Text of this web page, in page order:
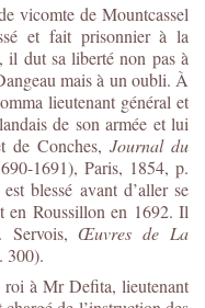
vicomte de Mountcassel
et fait prisonnier à la
dut sa liberté non pas à
mais à un oubli. À
lieutenant général et
de son armée et lui
de Conches, Journal du
1691), Paris, 1854, p.
blessé avant d’aller se
en Roussillon en 1692. Il
Servois,Œuvres de La
300).
roi à Mr Defita, lieutenant